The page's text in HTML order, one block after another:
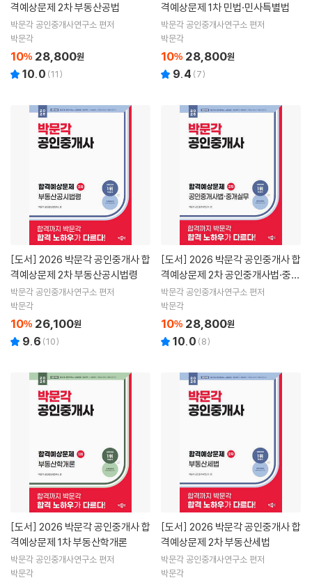
격예상문제 2차 부동산공법
박문각 공인중개사연구소 편저
박문각
10% 28,800원
10.0 (11)
격예상문제 1차 민법·민사특별법
박문각 공인중개사연구소 편저
박문각
10% 28,800원
9.4 (7)
[도서]
격예상문제 2차 부동산공시법령
박문각 공인중개사연구소 편저
박문각
10% 26,100원
9.6 (10)
[도서]
격예상문제 2차 공인중개사법·중개
실무
박문각 공인중개사연구소 편저
박문각
10% 28,800원
10.0 (8)
[도서]
격예상문제 1차 부동산학개론
박문각 공인중개사연구소 편저
박문각
[도서]
격예상문제 2차 부동산세법
박문각 공인중개사연구소 편저
박문각